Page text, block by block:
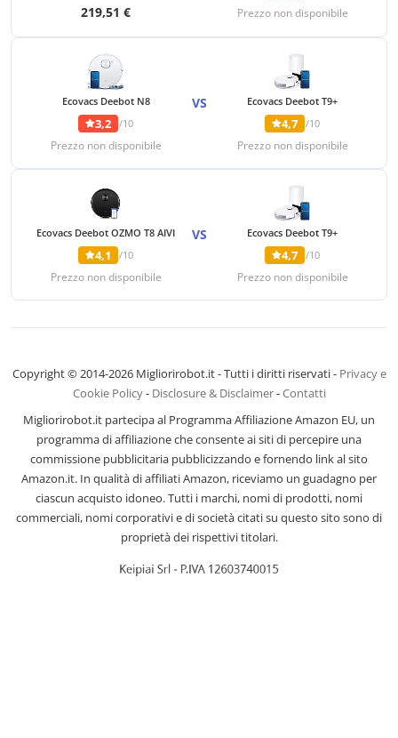
219,51 € Prezzo non disponibile
Ecovacs Deebot N8
3,2 /10
Prezzo non disponibile
VS Ecovacs Deebot T9+
4,7 /10
Prezzo non disponibile
Ecovacs Deebot OZMO T8 AIVI
4,1 /10
Prezzo non disponibile
VS Ecovacs Deebot T9+
4,7 /10
Prezzo non disponibile
Copyright © 2014-2026 Migliorirobot.it - Tutti i diritti riservati - Privacy e
Cookie Policy- Disclosure & Disclaimer-Contatti
Migliorirobot.it partecipa al Programma Affiliazione Amazon EU, un
programma di affiliazione che consente ai siti di percepire una
commissione pubblicitaria pubblicizzando e fornendo link al sito
Amazon.it. In qualità di affiliati Amazon, riceviamo un guadagno per
ciascun acquisto idoneo. Tutti i marchi, nomi di prodotti, nomi
commerciali, nomi corporativi e di società citati su questo sito sono di
proprietà dei rispettivi titolari.